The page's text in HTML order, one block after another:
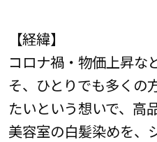
【経緯】
コロナ禍・物価上昇な
そ、ひとりでも多くの
たいという想いで、高
美容室の白髪染めを、